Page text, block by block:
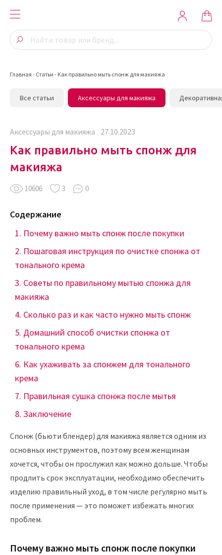
Главная - Статьи - Как правильно мыть спонж для макияжа
Все статьи Аксессуары для макияжа
Аксессуары для макияжа 27.10.2023
10606 3 0
Как правильно мыть спонж для
макияжа
Содержание
Почему важно мыть спонж после покупки
Пошаговая инструкция по очистке спонжа от
тонального крема
Советы по правильному мытью спонжа для
макияжа
Сколько раз и как часто нужно мыть спонж
Домашний способ очистки спонжа от
тонального крема
Как ухаживать за спонжем для тонального
крема
Правильная сушка спонжа после мытья
Заключение
Спонж (бьюти блендер) для макияжа является одним из
основных инструментов, поэтому всем женщинам
хочется, чтобы он прослужил как можно дольше. Чтобы
продлить срок эксплуатации, необходимо обеспечить
изделию правильный уход, в том числе регулярно мыть
после применения — это поможет избежать многих
проблем.
Почему важно мыть спонж после покупки